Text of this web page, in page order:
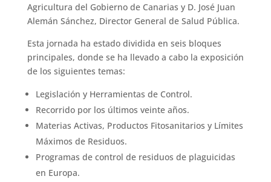
Agricultura del Gobierno de Canarias y D. José Juan
Alemán Sánchez, Director General de Salud Pública.
Esta jornada ha estado dividida en seis bloques
principales, donde se ha llevado a cabo la exposición
de los siguientes temas:
Legislación y Herramientas de Control.
Recorrido por los últimos veinte años.
Materias Activas, Productos Fitosanitarios y Límites
Máximos de Residuos.
Programas de control de residuos de plaguicidas
en Europa.